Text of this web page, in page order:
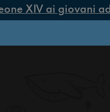
XIV ai giovani